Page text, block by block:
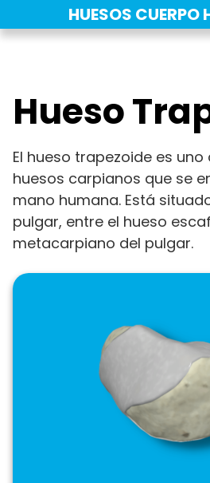
al
HUESOS CUERPO
Hueso
El hueso trapezoide es
huesos carpianos que se
mano humana. Está
pulgar, entre el hueso
metacarpiano del pulgar.